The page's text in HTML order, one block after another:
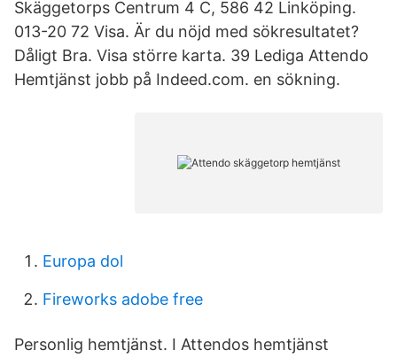
Skäggetorps Centrum 4 C, 586 42 Linköping.
013-20 72 Visa. Är du nöjd med sökresultatet?
Dåligt Bra. Visa större karta. 39 Lediga Attendo
Hemtjänst jobb på Indeed.com. en sökning.
Europa dol
Fireworks adobe free
Personlig hemtjänst. I Attendos hemtjänst